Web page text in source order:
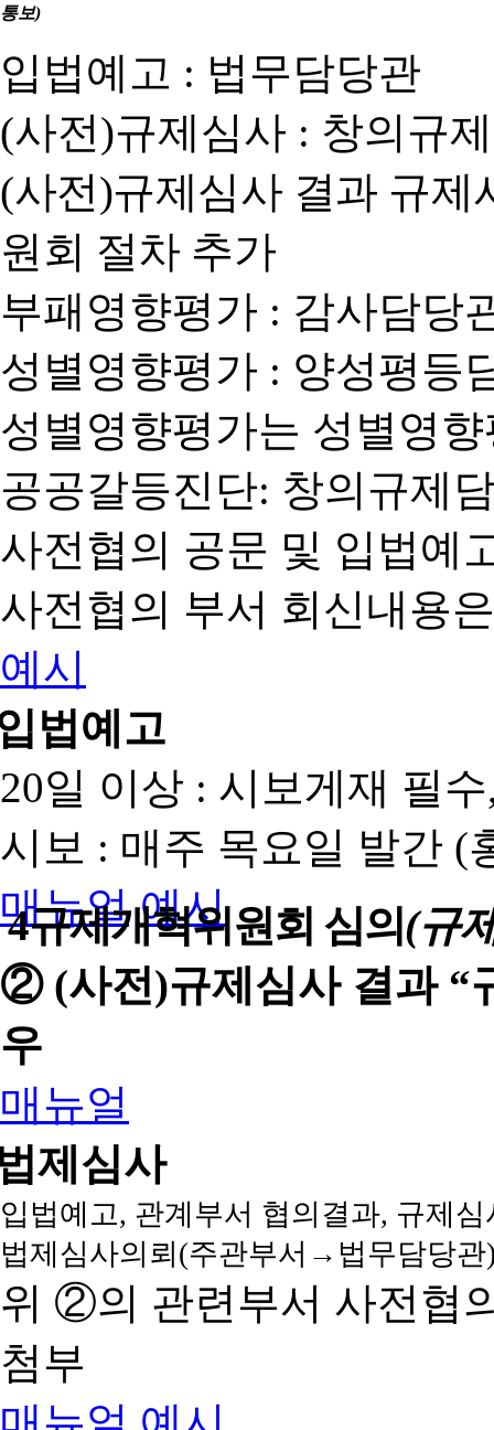
통보)
입법예고 : 법무담당관
(사전)규제심사 : 창의규
(사전)규제심사 결과 규
원회 절차 추가
부패영향평가 : 감사담당
성별영향평가 : 양성평등
성별영향평가는 성별영
공공갈등진단: 창의규제
사전협의 공문 및 입법예
사전협의 부서 회신내용
예시
법예고
20일 이상 : 시보게재 필
시보 : 매주 목요일 발간 (
매뉴얼 예시
4규제개혁위원회 심의(규
② (사전)규제심사 결과 “
우
매뉴얼
제심사
입법예고, 관계부서 협의결과, 규제
법제심사의뢰(주관부서→법무담당
위 ②의 관련부서 사전협
첨부